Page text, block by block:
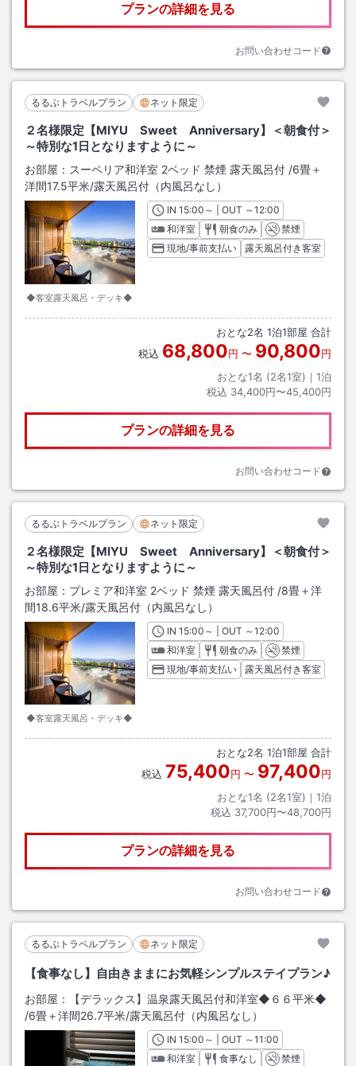
プランの詳細を見る
お問い合わせコード
るるぶトラベルプラン ネット限定
２名様限定【MIYU Sweet Anniversary】＜朝食付＞
～特別な1日となりますように～
お部屋： スーペリア和洋室 2ベッド 禁煙 露天風呂付 /6畳＋
洋間17.5平米/露天風呂付（内風呂なし）
◆客室露天風呂・デッキ◆
INチェックイン
15:00 ～ | OUT チェックアウト
～12:00
和洋室
朝食のみ
禁煙
現地/事前支払い
露天風呂付き客室
おとな2名 1泊1部屋 合計
税込 68,800円 〜 90,800円
おとな1名 (2名1室)｜ 1泊
税込 34,400円〜45,400円
プランの詳細を見る
お問い合わせコード
るるぶトラベルプラン ネット限定
２名様限定【MIYU Sweet Anniversary】＜朝食付＞
～特別な1日となりますように～
お部屋： プレミア和洋室 2ベッド 禁煙 露天風呂付 /8畳＋洋
間18.6平米/露天風呂付（内風呂なし）
◆客室露天風呂・デッキ◆
INチェックイン
15:00 ～ | OUT チェックアウト
～12:00
和洋室
朝食のみ
禁煙
現地/事前支払い
露天風呂付き客室
おとな2名 1泊1部屋 合計
税込 75,400円 〜 97,400円
おとな1名 (2名1室)｜ 1泊
税込 37,700円〜48,700円
プランの詳細を見る
お問い合わせコード
るるぶトラベルプラン ネット限定
【食事なし】自由きままにお気軽シンプルステイプラン♪
お部屋：
【デラックス】温泉露天風呂付和洋室◆６６平米◆
/6畳＋洋間26.7平米/露天風呂付（内風呂なし）
INチェックイン
15:00 ～ | OUT チェックアウト
～11:00
和洋室
食事なし
禁煙